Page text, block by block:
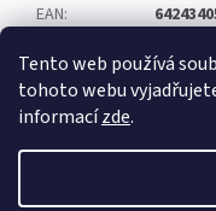
Tento web používá
tohoto webu
informacízde.
EAN: